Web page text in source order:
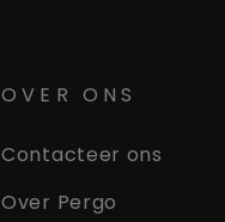
OVER ONS
Contacteer ons
Over Pergo